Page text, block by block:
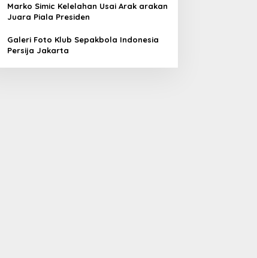
Marko Simic Kelelahan Usai Arak arakan
Juara Piala Presiden
Galeri Foto Klub Sepakbola Indonesia
Persija Jakarta